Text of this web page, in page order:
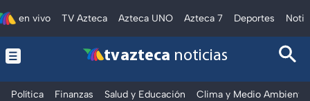
en vivo TV Azteca Azteca UNO Azteca 7 Deportes
tv azteca noticias
Política Finanzas Salud y Educación Clima y Medio Ambiente